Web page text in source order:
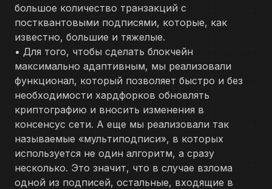
большое количество транзакций с
постквантовыми подписями, которые, как
известно, большие и тяжелые.
• Для того, чтобы сделать блокчейн
максимально адаптивным, мы реализовали
функционал, который позволяет быстро и без
необходимости хардфорков обновлять
криптографию и вносить изменения в
консенсус сети. А еще мы реализовали так
называемые «мультиподписи», в которых
используется не один алгоритм, а сразу
несколько. Это значит, что в случае взлома
одной из подписей, остальные, входящие в